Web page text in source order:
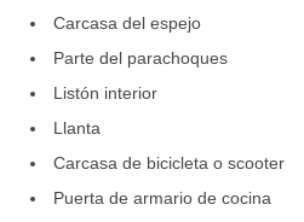
Carcasa del espejo
Parte del parachoques
Listón interior
Llanta
Carcasa de bicicleta o scooter
Puerta de armario de cocina